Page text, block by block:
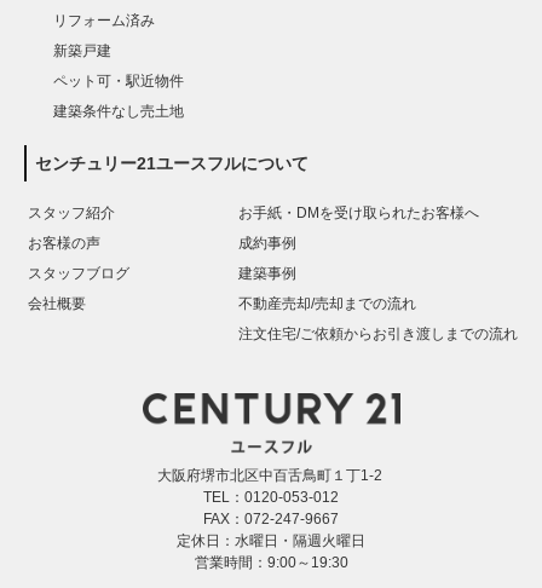
リフォーム済み
新築戸建
ペット可・駅近物件
建築条件なし売土地
センチュリー21ユースフルについて
スタッフ紹介
お客様の声
スタッフブログ
会社概要
お手紙・DMを受け取られたお客様へ
成約事例
建築事例
不動産売却/売却までの流れ
注文住宅/ご依頼からお引き渡しまでの流れ
大阪府堺市北区中百舌鳥町１丁1-2
TEL：0120-053-012
FAX：072-247-9667
定休日：水曜日・隔週火曜日
営業時間：9:00～19:30